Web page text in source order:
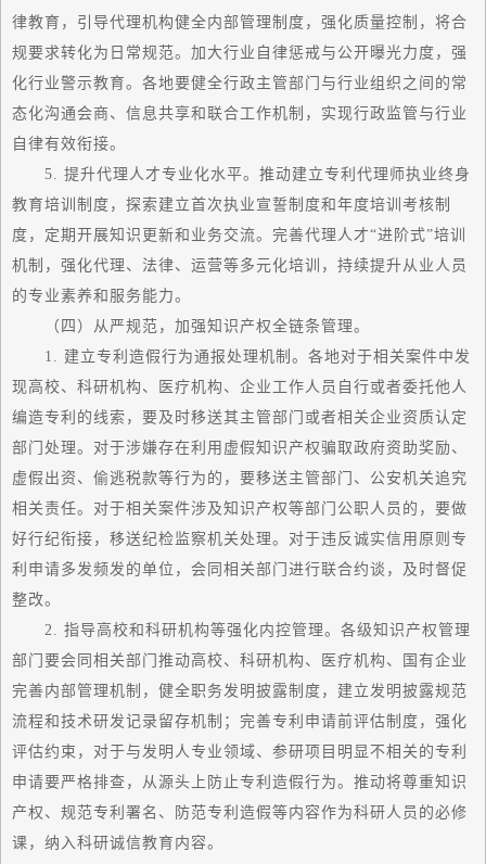
律教育，引导代理机构健全内部管理制度，强化质量控制，将合
规要求转化为日常规范。加大行业自律惩戒与公开曝光力度，强
化行业警示教育。各地要健全行政主管部门与行业组织之间的常
态化沟通会商、信息共享和联合工作机制，实现行政监管与行业
自律有效衔接。
5. 提升代理人才专业化水平。推动建立专利代理师执业终身
教育培训制度，探索建立首次执业宣誓制度和年度培训考核制
度，定期开展知识更新和业务交流。完善代理人才“进阶式”培训
机制，强化代理、法律、运营等多元化培训，持续提升从业人员
的专业素养和服务能力。
（四）从严规范，加强知识产权全链条管理。
1. 建立专利造假行为通报处理机制。各地对于相关案件中发
现高校、科研机构、医疗机构、企业工作人员自行或者委托他人
编造专利的线索，要及时移送其主管部门或者相关企业资质认定
部门处理。对于涉嫌存在利用虚假知识产权骗取政府资助奖励、
虚假出资、偷逃税款等行为的，要移送主管部门、公安机关追究
相关责任。对于相关案件涉及知识产权等部门公职人员的，要做
好行纪衔接，移送纪检监察机关处理。对于违反诚实信用原则专
利申请多发频发的单位，会同相关部门进行联合约谈，及时督促
整改。
2. 指导高校和科研机构等强化内控管理。各级知识产权管理
部门要会同相关部门推动高校、科研机构、医疗机构、国有企业
完善内部管理机制，健全职务发明披露制度，建立发明披露规范
流程和技术研发记录留存机制；完善专利申请前评估制度，强化
评估约束，对于与发明人专业领域、参研项目明显不相关的专利
申请要严格排查，从源头上防止专利造假行为。推动将尊重知识
产权、规范专利署名、防范专利造假等内容作为科研人员的必修
课，纳入科研诚信教育内容。